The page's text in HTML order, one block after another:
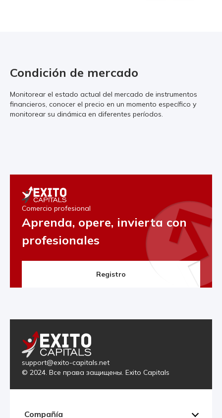
Condición de mercado
Monitorear el estado actual del mercado de instrumentos
financieros, conocer el precio en un momento específico y
monitorear su dinámica en diferentes períodos.
Comercio profesional
Aprenda, opere, invierta con
profesionales
Registro
support@exito-capitals.net
© 2024. Все права защищены. Exito Capitals
Compañía